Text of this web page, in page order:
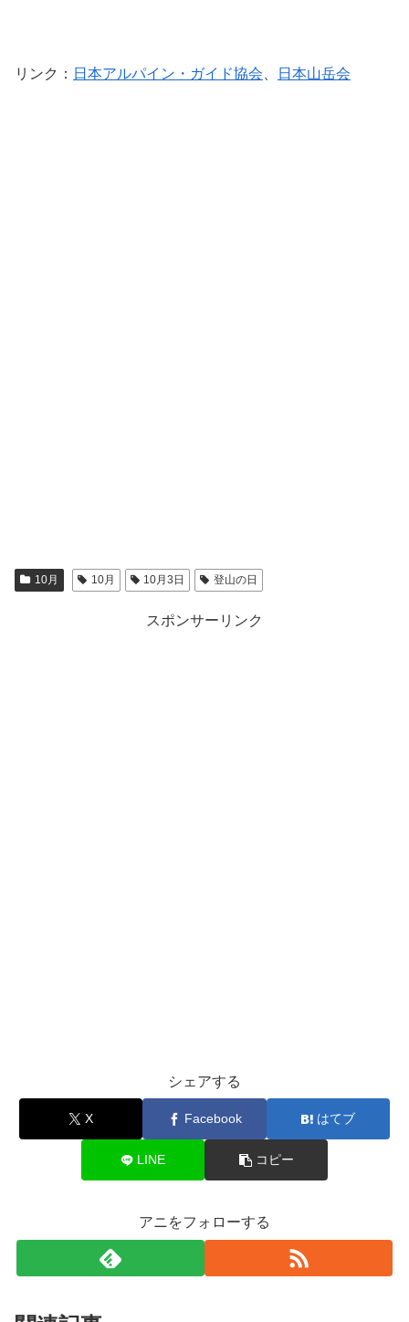
リンク ： 日本アルパイン・ガイド協会 日本山岳会
10月 10月 10月3日 登山の日
スポンサーリンク
シェアする
X Facebook はてブ
LINE コピー
アニをフォローする